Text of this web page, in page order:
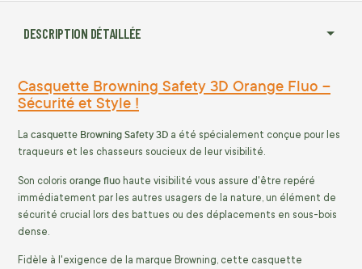
DESCRIPTION DÉTAILLÉE
Casquette Browning Safety 3D Orange Fluo –
Sécurité et Style !
La casquette Browning Safety 3D a été spécialement conçue pour les
traqueurs et les chasseurs soucieux de leur visibilité.
Son coloris orange fluo haute visibilité vous assure d'être repéré
immédiatement par les autres usagers de la nature, un élément de
sécurité crucial lors des battues ou des déplacements en sous-bois
dense.
Fidèle à l'exigence de la marque Browning, cette casquette